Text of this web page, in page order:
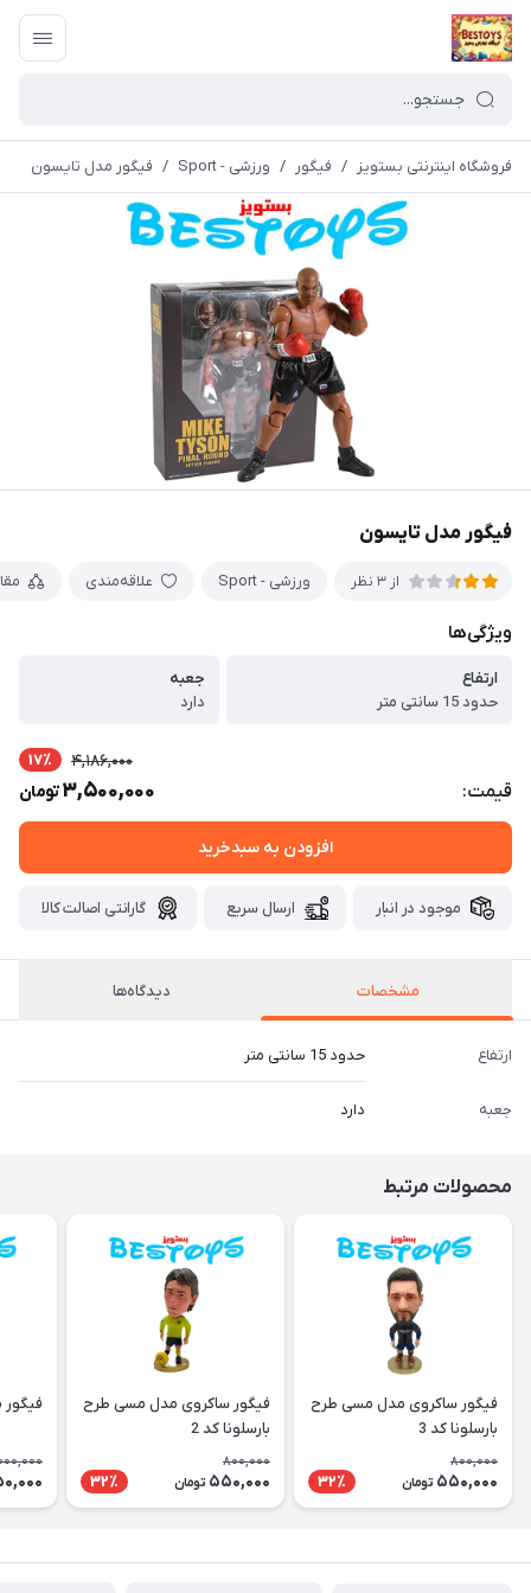
فروشگاه اینترنتی بستویز / فیگور / ورزشی - Sport / فیگور مدل تایسون
فیگور مدل تایسون
از 3 نظر ورزشی - Sport علاقه‌مندی
ویژگی‌ها
ارتفاع
حدود 15 سانتی متر
جعبه
دارد
قیمت:
4,186,000 17٪
3,500,000تومان
افزودن به سبدخرید
موجود در انبار ارسال سریع گارانتی اصالت کالا
مشخصات دیدگاه‌ها
ارتفاع حدود 15 سانتی متر
جعبه دارد
محصولات مرتبط
فیگور ساکروی مدل مسی طرح
بارسلونا کد 3
800,000
550,000 تومان 32٪
فیگور ساکروی مدل مسی طرح
بارسلونا کد 2
800,000
550,000 تومان 32٪